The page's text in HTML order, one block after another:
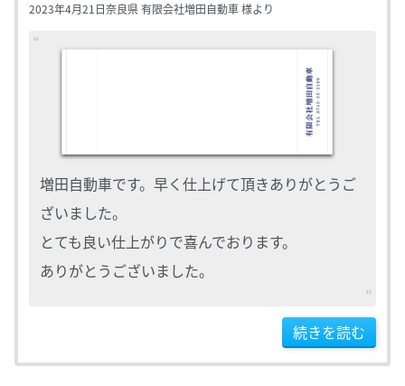
2023年4月21日奈良県 有限会社増田自動車 様より
増田自動車です。早く仕上げて頂きありがとうご
ざいました。
とても良い仕上がりで喜んでおります。
ありがとうございました。
続きを読む